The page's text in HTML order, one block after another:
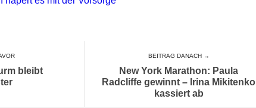
bleibt
BEITRAG DANACH →
New York Marathon: Paula
Radcliffe gewinnt – Irina Mikitenko
kassiert ab